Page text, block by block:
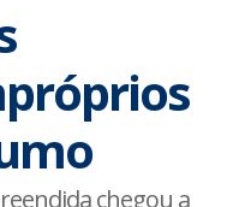
chegou a